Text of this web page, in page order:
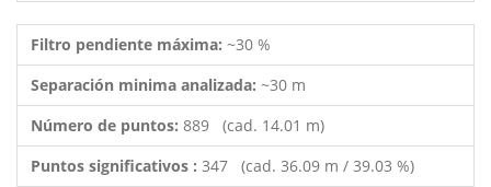
Filtro pendiente máxima: ~30 %
Separación minima analizada: ~30 m
Número de puntos: 889 (cad. 14.01 m)
Puntos significativos : 347 (cad. 36.09 m / 39.03 %)